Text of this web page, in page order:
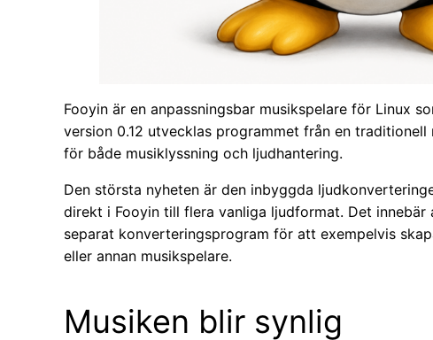
Fooyin är en anpassningsbar musikspelare för Linux
version 0.12 utvecklas programmet från en
för både musiklyssning och ljudhantering.
Den största nyheten är den inbyggda
direkt i Fooyin till flera vanliga ljudformat. Det
separat konverteringsprogram för att exempelvis
eller annan musikspelare.
Musiken blir synlig